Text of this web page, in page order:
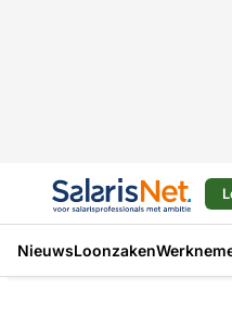
NieuwsLoonzaken